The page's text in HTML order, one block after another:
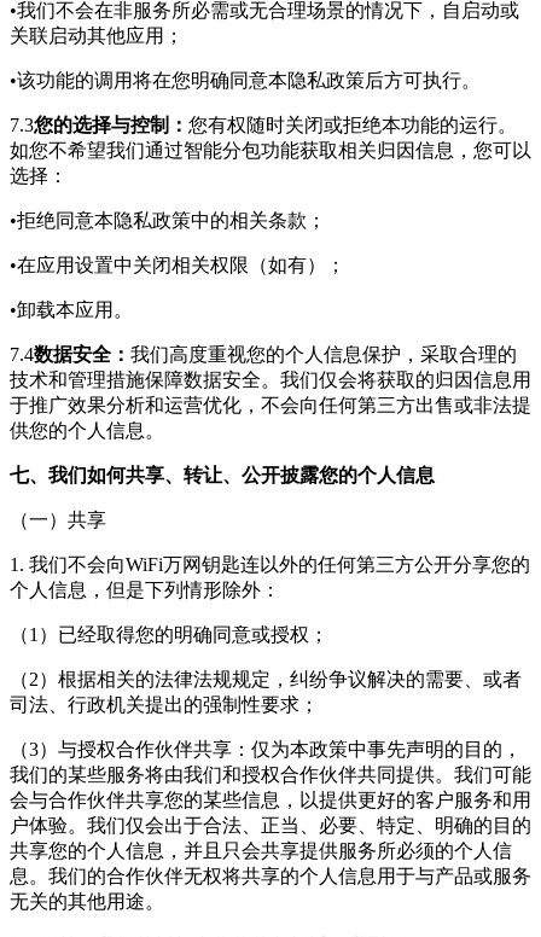
•我们不会在非服务所必需或无合理场景的情况下，自启动或
关联启动其他应用；
•该功能的调用将在您明确同意本隐私政策后方可执行。
7.3您的选择与控制： 您有权随时关闭或拒绝本功能的运行。
如您不希望我们通过智能分包功能获取相关归因信息，您可以
选择：
•拒绝同意本隐私政策中的相关条款；
•在应用设置中关闭相关权限（如有）；
•卸载本应用。
7.4数据安全： 我们高度重视您的个人信息保护，采取合理的
技术和管理措施保障数据安全。我们仅会将获取的归因信息用
于推广效果分析和运营优化，不会向任何第三方出售或非法提
供您的个人信息。
七、我们如何共享、转让、公开披露您的个人信息
（一）共享
1. 我们不会向WiFi万网钥匙连以外的任何第三方公开分享您的
个人信息，但是下列情形除外：
（1）已经取得您的明确同意或授权；
（2）根据相关的法律法规规定，纠纷争议解决的需要、或者
司法、行政机关提出的强制性要求；
（3）与授权合作伙伴共享：仅为本政策中事先声明的目的，
我们的某些服务将由我们和授权合作伙伴共同提供。我们可能
会与合作伙伴共享您的某些信息，以提供更好的客户服务和用
户体验。我们仅会出于合法、正当、必要、特定、明确的目的
共享您的个人信息，并且只会共享提供服务所必须的个人信
息。我们的合作伙伴无权将共享的个人信息用于与产品或服务
无关的其他用途。